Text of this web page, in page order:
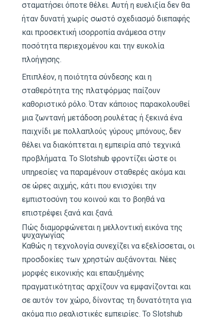
σταματήσει όποτε θέλει. Αυτή η ευελιξία δεν θα
ήταν δυνατή χωρίς σωστό σχεδιασμό διεπαφής
και προσεκτική ισορροπία ανάμεσα στην
ποσότητα περιεχομένου και την ευκολία
πλοήγησης.
Επιπλέον, η ποιότητα σύνδεσης και η
σταθερότητα της πλατφόρμας παίζουν
καθοριστικό ρόλο. Όταν κάποιος παρακολουθεί
μια ζωντανή μετάδοση ρουλέτας ή ξεκινά ένα
παιχνίδι με πολλαπλούς γύρους μπόνους, δεν
θέλει να διακόπτεται η εμπειρία από τεχνικά
προβλήματα. Το Slotshub φροντίζει ώστε οι
υπηρεσίες να παραμένουν σταθερές ακόμα και
σε ώρες αιχμής, κάτι που ενισχύει την
εμπιστοσύνη του κοινού και το βοηθά να
επιστρέφει ξανά και ξανά.
Πώς διαμορφώνεται η μελλοντική εικόνα της
ψυχαγωγίας
Καθώς η τεχνολογία συνεχίζει να εξελίσσεται, οι
προσδοκίες των χρηστών αυξάνονται. Νέες
μορφές εικονικής και επαυξημένης
πραγματικότητας αρχίζουν να εμφανίζονται και
σε αυτόν τον χώρο, δίνοντας τη δυνατότητα για
ακόμα πιο ρεαλιστικές εμπειρίες. Το Slotshub